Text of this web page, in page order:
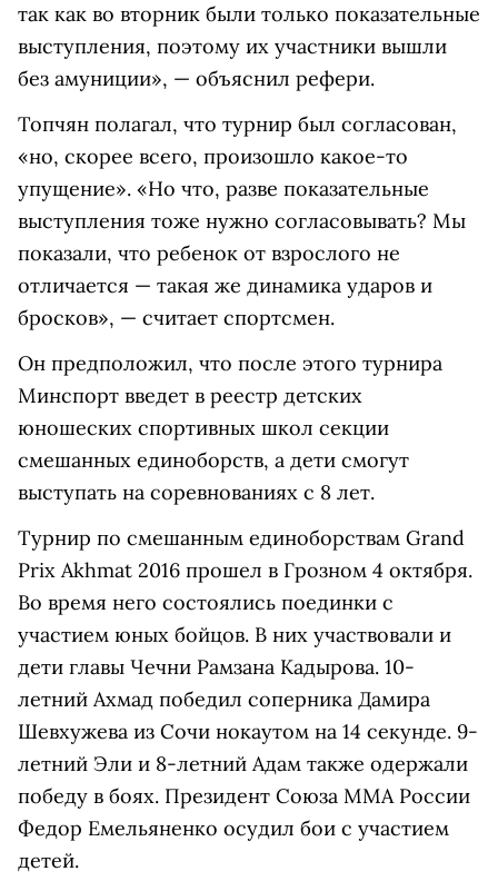
так как во вторник были только показательные
выступления, поэтому их участники вышли
без амуниции», — объяснил рефери.
Топчян полагал, что турнир был согласован,
«но, скорее всего, произошло какое-то
упущение». «Но что, разве показательные
выступления тоже нужно согласовывать? Мы
показали, что ребенок от взрослого не
отличается — такая же динамика ударов и
бросков», — считает спортсмен.
Он предположил, что после этого турнира
Минспорт введет в реестр детских
юношеских спортивных школ секции
смешанных единоборств, а дети смогут
выступать на соревнованиях с 8 лет.
Турнир по смешанным единоборствам Grand
Prix Akhmat 2016 прошел в Грозном 4 октября.
Во время него состоялись поединки с
участием юных бойцов. В них участвовали и
дети главы Чечни Рамзана Кадырова. 10-
летний Ахмад победил соперника Дамира
Шевхужева из Сочи нокаутом на 14 секунде. 9-
летний Эли и 8-летний Адам также одержали
победу в боях. Президент Союза ММА России
Федор Емельяненко осудил бои с участием
детей.